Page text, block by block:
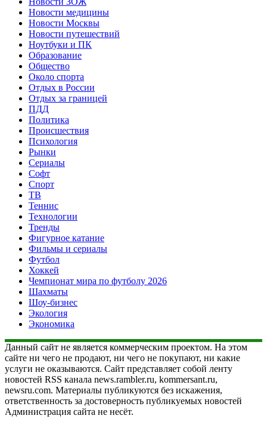
Новости медицины
Новости Москвы
Новости путешествий
Ноутбуки и ПК
Образование
Общество
Около спорта
Отдых в России
Отдых за границей
ПДД
Политика
Происшествия
Психология
Рынки
Сериалы
Софт
Спорт
ТВ
Теннис
Технологии
Тренды
Фигурное катание
Фильмы и сериалы
Футбол
Хоккей
Чемпионат мира по футболу 2026
Шахматы
Шоу-бизнес
Экология
Экономика
Данный сайт не является коммерческим проектом. На этом
сайте ни чего не продают, ни чего не покупают, ни какие
услуги не оказываются. Сайт представляет собой ленту
новостей RSS канала news.rambler.ru, kommersant.ru,
newsru.com. Материалы публикуются без искажения,
ответственность за достоверность публикуемых новостей
Администрация сайта не несёт.